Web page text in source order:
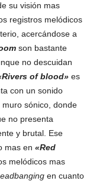
su visión mas
registros melódicos
acercándose a
son bastante
no descuidan
of blood» es
con un sonido
sónico, donde
no presenta
y brutal. Ese
mas en «Red
melódicos mas
en cuanto